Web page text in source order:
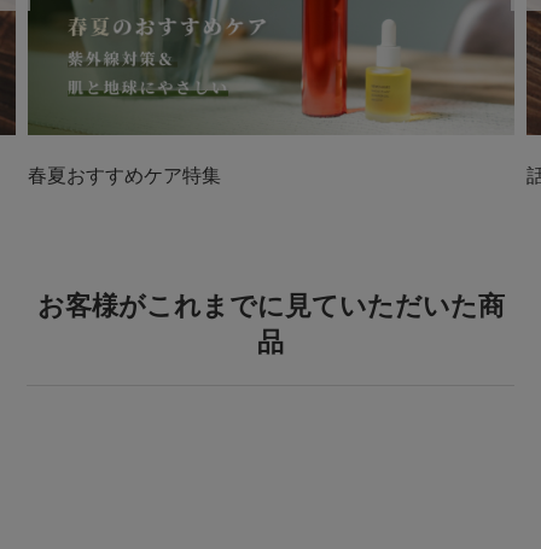
春夏おすすめケア特集
お客様がこれまでに見ていただいた商
品